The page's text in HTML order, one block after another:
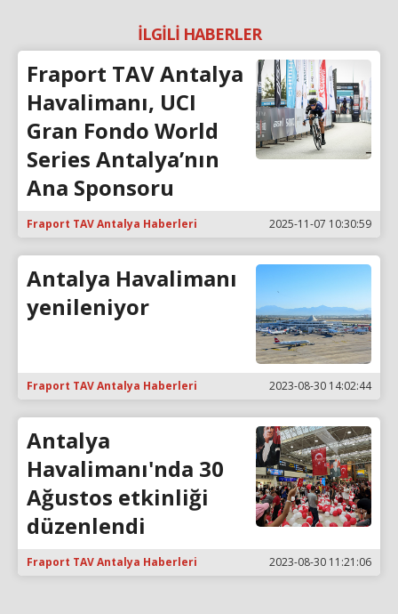
İLGİLİ HABERLER
Fraport TAV Antalya
Havalimanı, UCI
Gran Fondo World
Series Antalya’nın
Ana Sponsoru
Fraport TAV Antalya Haberleri 2025-11-07 10:30:59
Antalya Havalimanı
yenileniyor
Fraport TAV Antalya Haberleri 2023-08-30 14:02:44
Antalya
Havalimanı'nda 30
Ağustos etkinliği
düzenlendi
Fraport TAV Antalya Haberleri 2023-08-30 11:21:06